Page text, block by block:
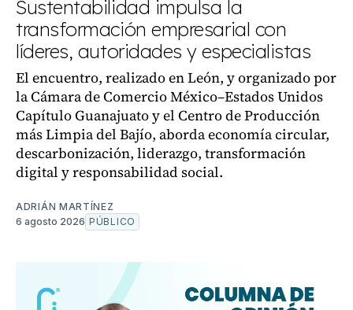
Sustentabilidad impulsa la
transformación empresarial con
líderes, autoridades y especialistas
El encuentro, realizado en León, y organizado por
la Cámara de Comercio México–Estados Unidos
Capítulo Guanajuato y el Centro de Producción
más Limpia del Bajío, aborda economía circular,
descarbonización, liderazgo, transformación
digital y responsabilidad social.
ADRIÁN MARTÍNEZ
6 agosto 2026 PÚBLICO